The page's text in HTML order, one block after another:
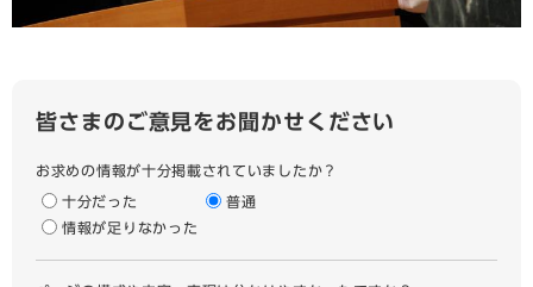
皆さまのご意見をお聞かせください
お求めの情報が十分掲載されていましたか？
十分だった
普通
情報が足りなかった